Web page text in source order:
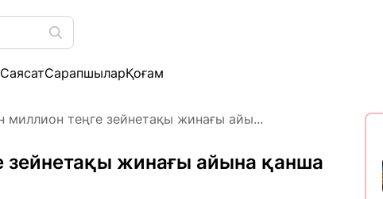
СаясатСарапшыларҚоғам
миллион теңге зейнетақы жинағы айы...
зейнетақы жинағы айына қанша